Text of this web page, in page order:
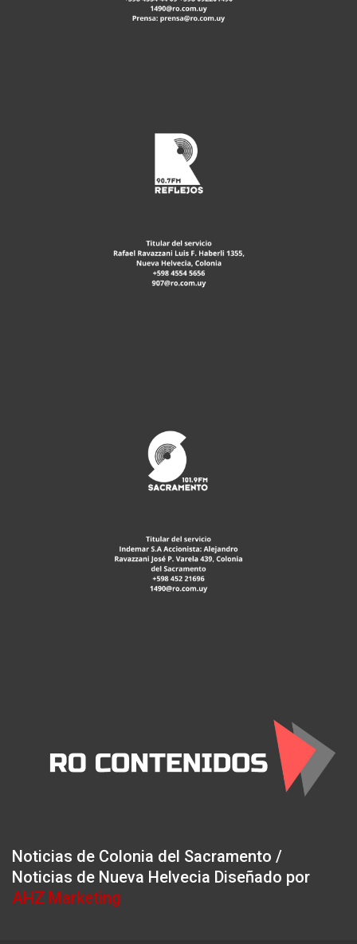
Noticias de Colonia del Sacramento /
Noticias de Nueva Helvecia Diseñado por
AHZ Marketing